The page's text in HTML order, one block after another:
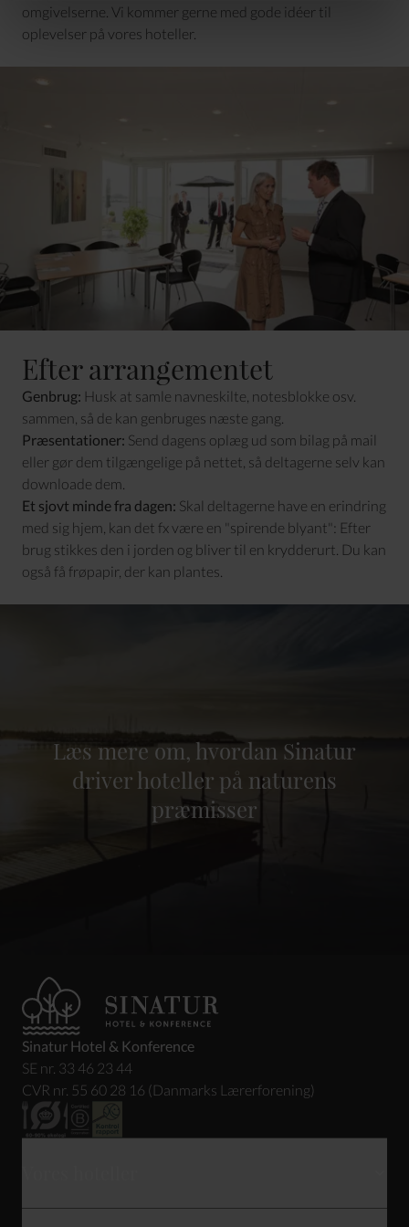
omgivelserne. Vi kommer gerne med gode idéer til
oplevelser på vores hoteller.
Efter arrangementet
Genbrug: Husk at samle navneskilte, notesblokke osv.
sammen, så de kan genbruges næste gang.
Præsentationer: Send dagens oplæg ud som bilag på mail
eller gør dem tilgængelige på nettet, så deltagerne selv kan
downloade dem.
Et sjovt minde fra dagen: Skal deltagerne have en erindring
med sig hjem, kan det fx være en "spirende blyant": Efter
brug stikkes den i jorden og bliver til en krydderurt. Du kan
også få frøpapir, der kan plantes.
Læs mere om, hvordan Sinatur
driver hoteller på naturens
præmisser
Sinatur Hotel & Konference
SE nr. 33 46 23 44
CVR nr. 55 60 28 16 (Danmarks Lærerforening)